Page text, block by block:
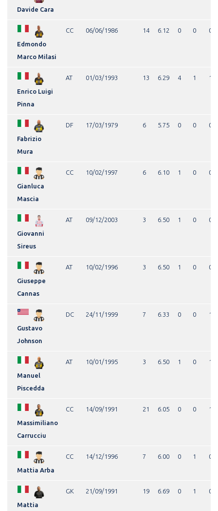
Davide Cara
Edmondo
Marco Milasi
CC 06/06/1986 14 6.12 0 0 0
Enrico Luigi
Pinna
AT 01/03/1993 13 6.29 4 1 1
Fabrizio
Mura
DF 17/03/1979 6 5.75 0 0 0
Gianluca
Mascia
CC 10/02/1997 6 6.10 1 0 0
Giovanni
Sireus
AT 09/12/2003 3 6.50 1 0 0
Giuseppe
Cannas
AT 10/02/1996 3 6.50 1 0 0
Gustavo
Johnson
DC 24/11/1999 7 6.33 0 0 1
Manuel
Piscedda
AT 10/01/1995 3 6.50 1 0 1
Massimiliano
Carrucciu
CC 14/09/1991 21 6.05 0 0 1
Mattia Arba
CC 14/12/1996 7 6.00 0 1 0
Mattia
GK 21/09/1991 19 6.69 0 1 0